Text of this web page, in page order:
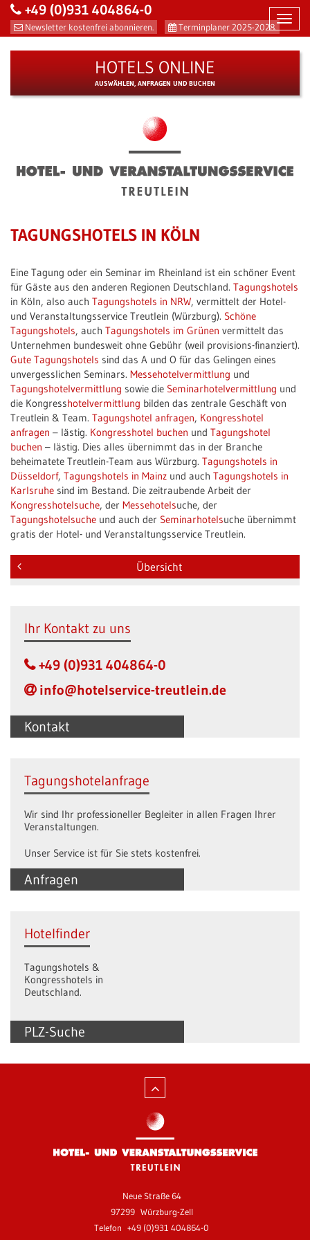
Newsletter kostenfrei abonnieren. Terminplaner 2025-2028.
+49 (0)931 404864-0
HOTELS ONLINE
AUSWÄHLEN, ANFRAGEN UND BUCHEN
TAGUNGSHOTELS IN KÖLN
Eine Tagung oder ein Seminar im Rheinland ist ein schöner Event
für Gäste aus den anderen Regionen Deutschland. Tagungshotels
in Köln, also auch Tagungshotels in NRW, vermittelt der Hotel-
und Veranstaltungsservice Treutlein (Würzburg). Schöne
Tagungshotels, auch Tagungshotels im Grünen vermittelt das
Unternehmen bundesweit ohne Gebühr (weil provisions-finanziert).
Gute Tagungshotels sind das A und O für das Gelingen eines
unvergesslichen Seminars. Messehotelvermittlung und
Tagungshotelvermittlung sowie die Seminarhotelvermittlung und
die Kongresshotelvermittlung bilden das zentrale Geschäft von
Treutlein & Team. Tagungshotel anfragen, Kongresshotel
anfragen – lästig. Kongresshotel buchen und Tagungshotel
buchen – lästig. Dies alles übernimmt das in der Branche
beheimatete Treutlein-Team aus Würzburg. Tagungshotels in
Düsseldorf, Tagungshotels in Mainz und auch Tagungshotels in
Karlsruhe sind im Bestand. Die zeitraubende Arbeit der
Kongresshotelsuche, der Messehotelsuche, der
Tagungshotelsuche und auch der Seminarhotelsuche übernimmt
gratis der Hotel- und Veranstaltungsservice Treutlein.
Übersicht
Kontakt
Ihr Kontakt zu uns
+49 (0)931 404864-0
info@hotelservice-treutlein.de
Anfragen
Tagungshotelanfrage
Wir sind Ihr professioneller Begleiter in allen Fragen Ihrer
Veranstaltungen.
Unser Service ist für Sie stets kostenfrei.
PLZ-Suche
Hotelfinder
Tagungshotels &
Kongresshotels in
Deutschland.
Neue Straße 64
97299 Würzburg-Zell
Telefon +49 (0)931 404864-0